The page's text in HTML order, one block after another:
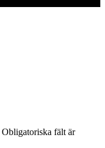
Obligatoriska fält är